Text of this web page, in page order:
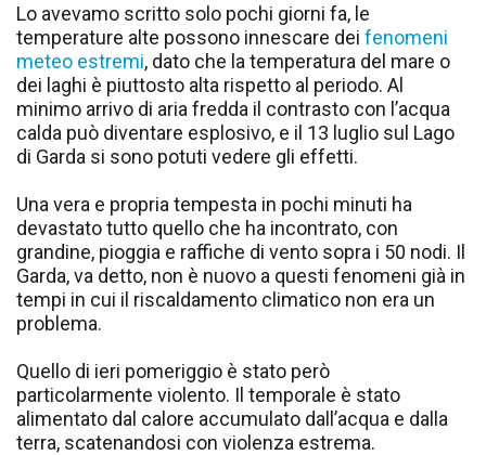
Lo avevamo scritto solo pochi giorni fa, le
temperature alte possono innescare dei fenomeni
meteo estremi, dato che la temperatura del mare o
dei laghi è piuttosto alta rispetto al periodo. Al
minimo arrivo di aria fredda il contrasto con l’acqua
calda può diventare esplosivo, e il 13 luglio sul Lago
di Garda si sono potuti vedere gli effetti.
Una vera e propria tempesta in pochi minuti ha
devastato tutto quello che ha incontrato, con
grandine, pioggia e raffiche di vento sopra i 50 nodi. Il
Garda, va detto, non è nuovo a questi fenomeni già in
tempi in cui il riscaldamento climatico non era un
problema.
Quello di ieri pomeriggio è stato però
particolarmente violento. Il temporale è stato
alimentato dal calore accumulato dall’acqua e dalla
terra, scatenandosi con violenza estrema.